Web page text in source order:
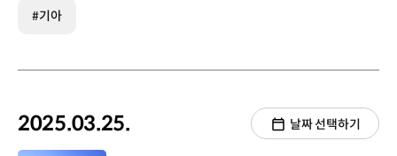
#기아
2025.03.25. 날짜 선택하기